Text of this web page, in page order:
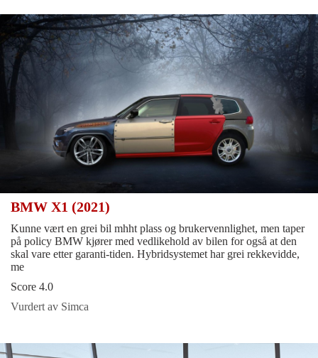
BMW X1 (2021)
Kunne vært en grei bil mhht plass og brukervennlighet, men taper
på policy BMW kjører med vedlikehold av bilen for også at den
skal vare etter garanti-tiden. Hybridsystemet har grei rekkevidde,
me
Score 4.0
Vurdert av Simca